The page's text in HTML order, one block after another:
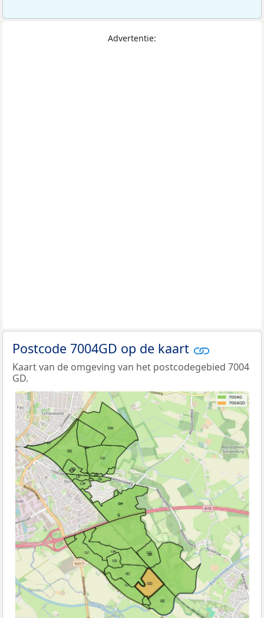
Advertentie:
Postcode 7004GD op de kaart
Kaart van de omgeving van het postcodegebied 7004
GD.